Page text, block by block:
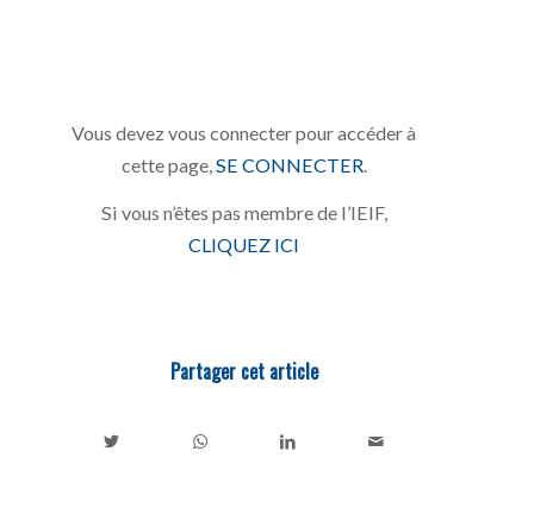
Vous devez vous connecter pour accéder à
cette page, SE CONNECTER
Si vous n’êtes pas membre de l’IEIF,
CLIQUEZ ICI
Partager cet article